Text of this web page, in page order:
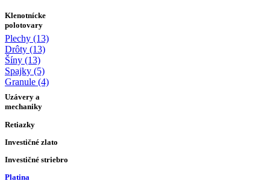
Klenotnícke
polotovary
Plechy (13)
Drôty (13)
Šíny (13)
Spajky (5)
Granule (4)
Uzávery a
mechaniky
Retiazky
Investičné zlato
Investičné striebro
Platina